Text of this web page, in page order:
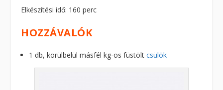
Elkészítési idő: 160 perc
HOZZÁVALÓK
1 db, körülbelül másfél kg-os füstöltcsülök